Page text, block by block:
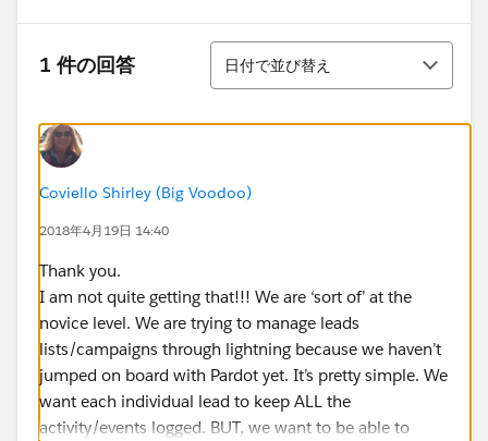
1 件の回答
並び替え
日付で並び替え
Coviello Shirley (Big Voodoo)
2018年4月19日 14:40
Thank you.
I am not quite getting that!!! We are ‘sort of’ at the
novice level. We are trying to manage leads
lists/campaigns through lightning because we haven’t
jumped on board with Pardot yet. It’s pretty simple. We
want each individual lead to keep ALL the
activity/events logged. BUT, we want to be able to